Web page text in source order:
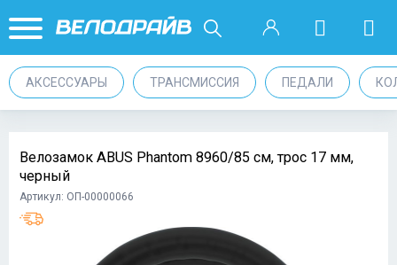
АКСЕССУАРЫ ТРАНСМИССИЯ ПЕДАЛИ
Велозамок ABUS Phantom 8960/85 см, трос 17 мм,
черный
Артикул: ОП-00000066